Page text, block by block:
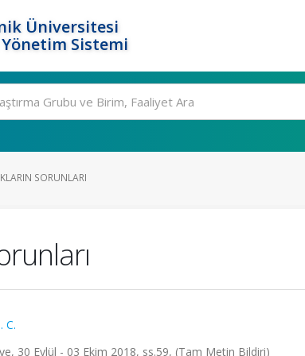
Üniversitesi
Sistemi
SORUNLARI
C.
30 Eylül - 03 Ekim 2018, ss.59, (Tam Metin Bildiri)